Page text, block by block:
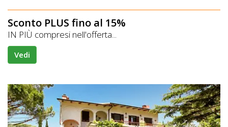
Sconto PLUS fino al 15%
IN PIÙ compresi nell'offerta...
Vedi